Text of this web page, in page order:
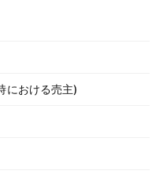
における売主)